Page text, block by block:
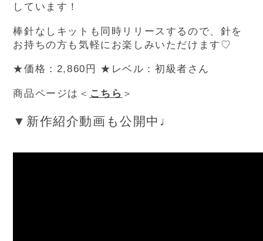
しています！
棒針なしキットも同時リリースするので、針を
お持ちの方も気軽にお楽しみいただけます♡
★価格：2,860円 ★レベル：初級者さん
商品ページは＜ こちら ＞
▼新作紹介動画も公開中♩